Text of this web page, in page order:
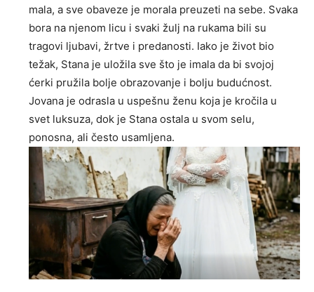
mala, a sve obaveze je morala preuzeti na sebe. Svaka
bora na njenom licu i svaki žulj na rukama bili su
tragovi ljubavi, žrtve i predanosti. Iako je život bio
težak, Stana je uložila sve što je imala da bi svojoj
ćerki pružila bolje obrazovanje i bolju budućnost.
Jovana je odrasla u uspešnu ženu koja je kročila u
svet luksuza, dok je Stana ostala u svom selu,
ponosna, ali često usamljena.